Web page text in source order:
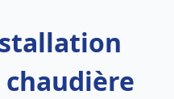
chaudière